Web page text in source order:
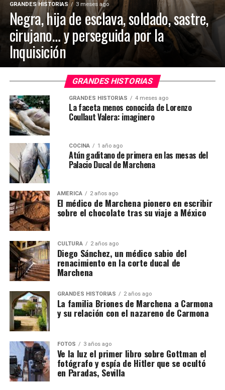
GRANDES HISTORIAS 3 meses ago
Negra, hija de esclava, soldado, sastre,
cirujano… y perseguida por la
Inquisición
GRANDES HISTORIAS
GRANDES HISTORIAS 4 meses ago
La faceta menos conocida de Lorenzo
Coullaut Valera: imaginero
COCINA 1 año ago
Atún gaditano de primera en las mesas del
Palacio Ducal de Marchena
AMÉRICA 2 años ago
El médico de Marchena pionero en escribir
sobre el chocolate tras su viaje a México
CULTURA 2 años ago
Diego Sánchez, un médico sabio del
renacimiento en la corte ducal de
Marchena
GRANDES HISTORIAS 2 años ago
La familia Briones de Marchena a Carmona
y su relación con el nazareno de Carmona
FOTOS 3 años ago
Ve la luz el primer libro sobre Gottman el
fotógrafo y espía de Hitler que se ocultó
en Paradas, Sevilla